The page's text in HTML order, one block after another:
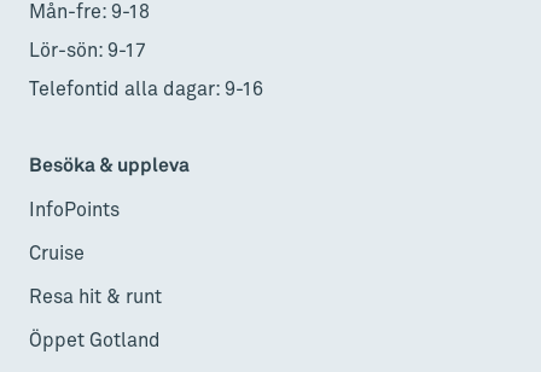
Mån-fre: 9-18
Lör-sön: 9-17
Telefontid alla dagar: 9-16
Besöka & uppleva
InfoPoints
Cruise
Resa hit & runt
Öppet Gotland